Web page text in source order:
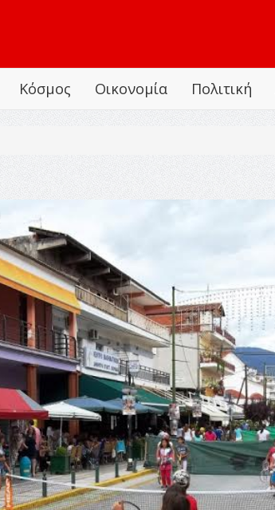
Κόσμος Οικονομία Πολιτική